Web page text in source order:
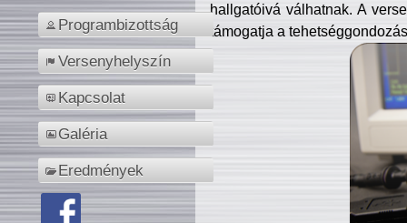
Programbizottság
Versenyhelyszín
Kapcsolat
Galéria
Eredmények
hallgatóivá válhatnak. A
támogatja a